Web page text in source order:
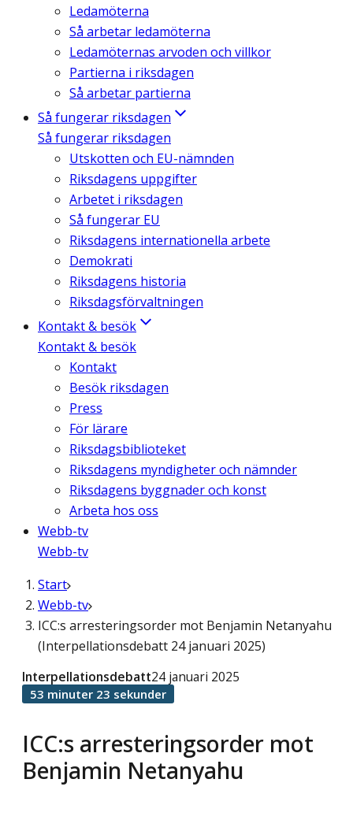
Ledamöterna
Så arbetar ledamöterna
Ledamöternas arvoden och villkor
Partierna i riksdagen
Så arbetar partierna
Så fungerar riksdagen
Så fungerar riksdagen
Utskotten och EU-nämnden
Riksdagens uppgifter
Arbetet i riksdagen
Så fungerar EU
Riksdagens internationella arbete
Demokrati
Riksdagens historia
Riksdagsförvaltningen
Kontakt & besök
Kontakt & besök
Kontakt
Besök riksdagen
Press
För lärare
Riksdagsbiblioteket
Riksdagens myndigheter och nämnder
Riksdagens byggnader och konst
Arbeta hos oss
Webb-tv
Webb-tv
Start
Webb-tv
ICC:s arresteringsorder mot Benjamin Netanyahu
(Interpellationsdebatt 24 januari 2025)
ICC:s arresteringsorder mot
Benjamin Netanyahu
Interpellationsdebatt24 januari 2025
53 minuter 23 sekunder